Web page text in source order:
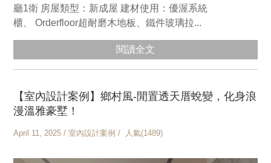
廳1衛 房屋類型：新成屋 建材使用：優渥系統
櫃、 Orderfloor超耐磨木地板、鐵件玻璃拉...
閱讀全文
【室內設計案例】鄉村風-閒置透天厝蛻變，化身浪
漫溫雅豪墅！
April 11, 2025 / 室內設計案例 / 人氣(1489)